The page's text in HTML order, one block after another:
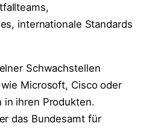
internationale Standards
Schwachstellen
Microsoft, Cisco oder
in ihren Produkten.
das Bundesamt für